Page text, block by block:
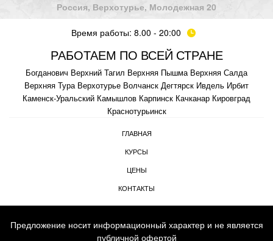
Россия, Верхотурье, Молодежная 20
Время работы: 8.00 - 20:00
РАБОТАЕМ ПО ВСЕЙ СТРАНЕ
Богданович Верхний Тагил Верхняя Пышма Верхняя Салда
Верхняя Тура Верхотурье Волчанск Дегтярск Ивдель Ирбит
Каменск-Уральский Камышлов Карпинск Качканар Кировград
Краснотурьинск
ГЛАВНАЯ
КУРСЫ
ЦЕНЫ
КОНТАКТЫ
Предложение носит информационный характер и не является
публичной офертой